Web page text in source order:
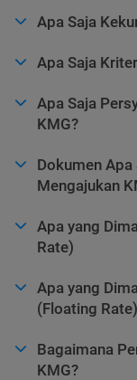
Apa Saja
Apa Saja
Apa Saja
KMG?
Dokumen
Mengajukan
Apa yang
Rate)
Apa yang
(Floating
Bagaimana
KMG?